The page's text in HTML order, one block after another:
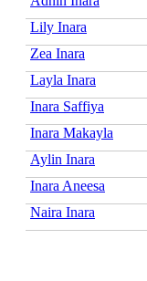
Lily Inara
Zea Inara
Layla Inara
Inara Saffiya
Inara Makayla
Aylin Inara
Inara Aneesa
Naira Inara